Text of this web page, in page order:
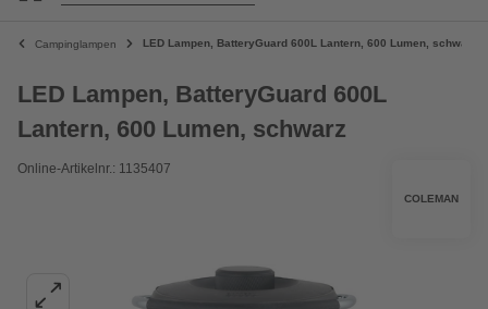
Campinglampen LED Lampen, BatteryGuard 600L Lantern, 600 Lumen, schwarz
LED Lampen, BatteryGuard 600L
Lantern, 600 Lumen, schwarz
Online-Artikelnr.: 1135407
COLEMAN